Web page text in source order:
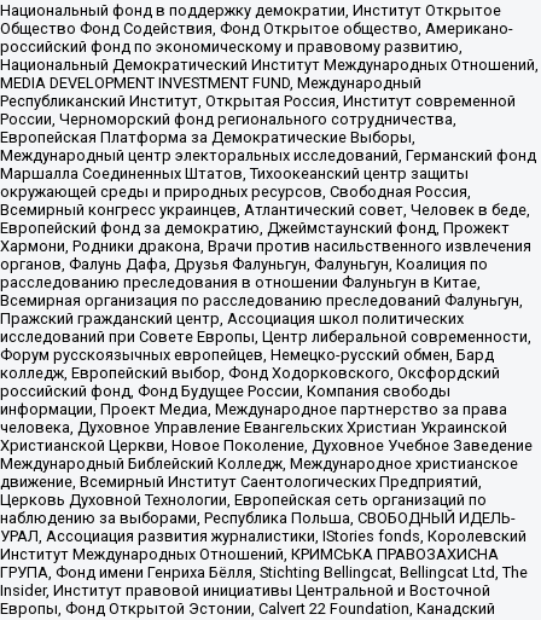
Национальный фонд в поддержку демократии, Институт Открытое
Общество Фонд Содействия, Фонд Открытое общество, Американо-
российский фонд по экономическому и правовому развитию,
Национальный Демократический Институт Международных Отношений,
MEDIA DEVELOPMENT INVESTMENT FUND, Международный
Республиканский Институт, Открытая Россия, Институт современной
России, Черноморский фонд регионального сотрудничества,
Европейская Платформа за Демократические Выборы,
Международный центр электоральных исследований, Германский фонд
Маршалла Соединенных Штатов, Тихоокеанский центр защиты
окружающей среды и природных ресурсов, Свободная Россия,
Всемирный конгресс украинцев, Атлантический совет, Человек в беде,
Европейский фонд за демократию, Джеймстаунский фонд, Прожект
Хармони, Родники дракона, Врачи против насильственного извлечения
органов, Фалунь Дафа, Друзья Фалуньгун, Фалуньгун, Коалиция по
расследованию преследования в отношении Фалуньгун в Китае,
Всемирная организация по расследованию преследований Фалуньгун,
Пражский гражданский центр, Ассоциация школ политических
исследований при Совете Европы, Центр либеральной современности,
Форум русскоязычных европейцев, Немецко-русский обмен, Бард
колледж, Европейский выбор, Фонд Ходорковского, Оксфордский
российский фонд, Фонд Будущее России, Компания свободы
информации, Проект Медиа, Международное партнерство за права
человека, Духовное Управление Евангельских Христиан Украинской
Христианской Церкви, Новое Поколение, Духовное Учебное Заведение
Международный Библейский Колледж, Международное христианское
движение, Всемирный Институт Саентологических Предприятий,
Церковь Духовной Технологии, Европейская сеть организаций по
наблюдению за выборами, Республика Польша, СВОБОДНЫЙ ИДЕЛЬ-
УРАЛ, Ассоциация развития журналистики, IStories fonds, Королевский
Институт Международных Отношений, КРИМСЬКА ПРАВОЗАХИСНА
ГРУПА, Фонд имени Генриха Бёлля, Stichting Bellingcat, Bellingcat Ltd, The
Insider, Институт правовой инициативы Центральной и Восточной
Европы, Фонд Открытой Эстонии, Calvert 22 Foundation, Канадский